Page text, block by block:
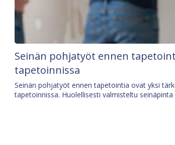
Seinän pohjatyöt ennen
tapetoinnissa
Seinän pohjatyöt ennen tapetointia ovat yksi
tapetoinnissa. Huolellisesti valmisteltu